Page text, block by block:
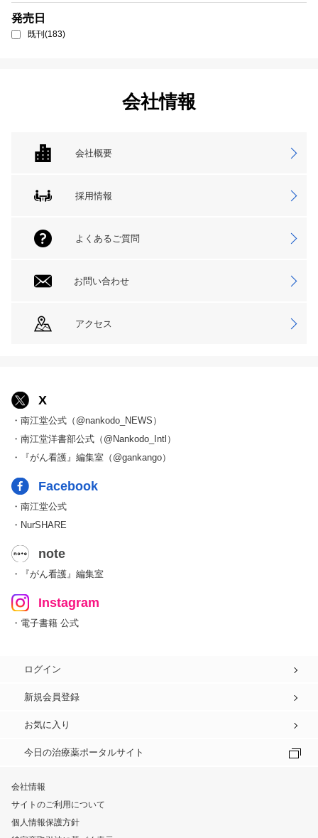
発売日
既刊(183)
会社情報
会社概要
採用情報
よくあるご質問
お問い合わせ
アクセス
X
・南江堂公式（@nankodo_NEWS）
・南江堂洋書部公式（@Nankodo_Intl）
・『がん看護』編集室（@gankango）
Facebook
・南江堂公式
・NurSHARE
note
・『がん看護』編集室
Instagram
・電子書籍 公式
ログイン
新規会員登録
お気に入り
今日の治療薬ポータルサイト
会社情報
サイトのご利用について
個人情報保護方針